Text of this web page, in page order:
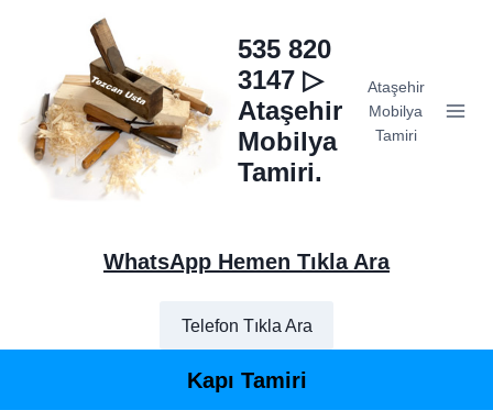
535 820
3147 ▷
Ataşehir
Mobilya
Tamiri.
Ataşehir
Mobilya
Tamiri
WhatsApp Hemen Tıkla Ara
Telefon Tıkla Ara
Kapı Tamiri